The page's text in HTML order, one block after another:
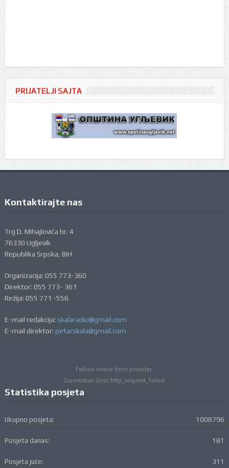
PRIJATELJI SAJTA
Kontaktirajte nas
Trg D. Mihajlovića br. 4
76330 Ugljevik
Republika Srpska, BiH
Organizacija: 055 773-360
Direktor: 055 773- 361
Režija: 055 771 -556
E-mail redakcija: skalaradio@gmail.com
E-mail direktor: petarskala@gmail.com
Failure notice from provider:
Connection Error:http_request_failed
Statistika posjeta
1008796
Ukupno posjeta:
181
Posjeta danas:
311
Posjeta juče: